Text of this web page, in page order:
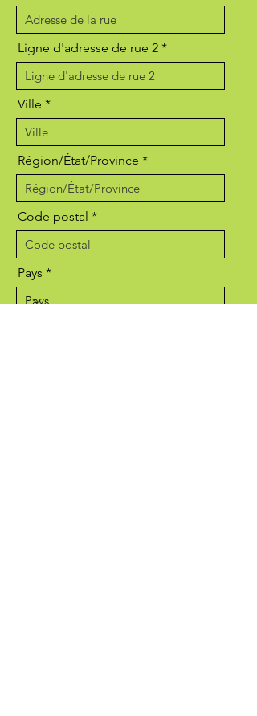
Ligne d'adresse de rue 2
Ville
Région/État/Province
Code postal
Pays